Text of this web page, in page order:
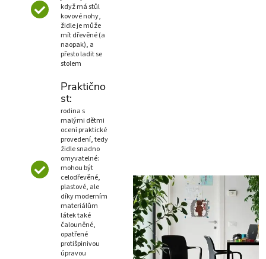
když má stůl
kovové nohy,
židle je může
mít dřevěné (a
naopak), a
přesto ladit se
stolem
Praktično
st:
rodina s
malými dětmi
ocení praktické
provedení, tedy
židle snadno
omyvatelné:
mohou být
celodřevěné,
plastové, ale
díky moderním
materiálům
látek také
čalouněné,
opatřené
protišpinivou
úpravou